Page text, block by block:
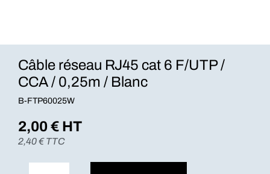
Câble réseau RJ45 cat 6 F/UTP /
CCA / 0,25m / Blanc
B-FTP60025W
2,00€ HT
2,40€ TTC